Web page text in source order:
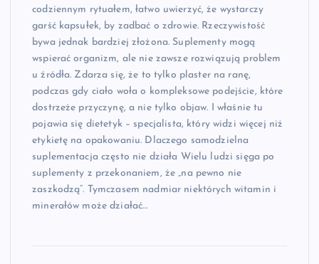
codziennym rytuałem, łatwo uwierzyć, że wystarczy
garść kapsułek, by zadbać o zdrowie. Rzeczywistość
bywa jednak bardziej złożona. Suplementy mogą
wspierać organizm, ale nie zawsze rozwiązują problem
u źródła. Zdarza się, że to tylko plaster na ranę,
podczas gdy ciało woła o kompleksowe podejście, które
dostrzeże przyczynę, a nie tylko objaw. I właśnie tu
pojawia się dietetyk – specjalista, który widzi więcej niż
etykietę na opakowaniu. Dlaczego samodzielna
suplementacja często nie działa Wielu ludzi sięga po
suplementy z przekonaniem, że „na pewno nie
zaszkodzą”. Tymczasem nadmiar niektórych witamin i
minerałów może działać…